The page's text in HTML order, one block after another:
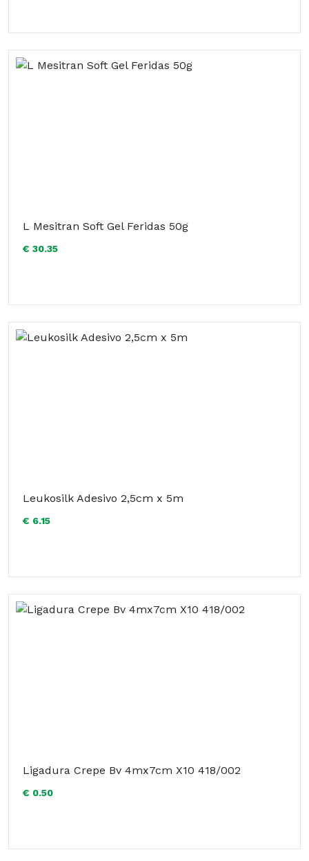
L Mesitran Soft Gel Feridas 50g
€ 30.35
Leukosilk Adesivo 2,5cm x 5m
€ 6.15
Ligadura Crepe Bv 4mx7cm X10 418/002
€ 0.50